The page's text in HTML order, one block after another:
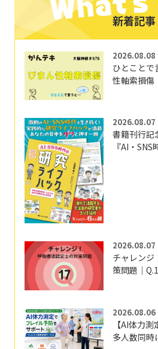
新着記事
2026.08.08
ひとこと
性軸索損傷
2026.08.07
書籍刊行記
『AI・
2026.08.07
チャレンジ
策問題｜
2026.08.06
【AI体力
多人数同時